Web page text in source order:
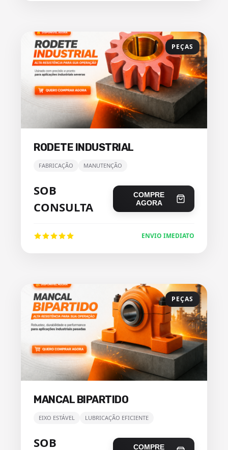
PEÇAS
RODETE INDUSTRIAL
FABRICAÇÃO MANUTENÇÃO
SOB
CONSULTA
COMPRE
AGORA
ENVIO IMEDIATO
PEÇAS
MANCAL BIPARTIDO
EIXO ESTÁVEL LUBRICAÇÃO EFICIENTE
SOB COMPRE